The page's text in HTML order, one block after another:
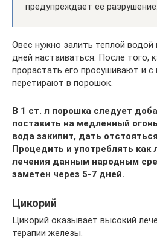
предупреждает ее разрушение.
Овес нужно залить теплой водой
дней настаиваться. После того,
прорастать его просушивают и
перетирают в порошок.
В 1 ст. л порошка следует
поставить на медленный
вода закипит, дать
Процедить и употреблять как
лечения данным народным
заметен через 5-7 дней.
Цикорий
Цикорий оказывает высокий
терапии железы.